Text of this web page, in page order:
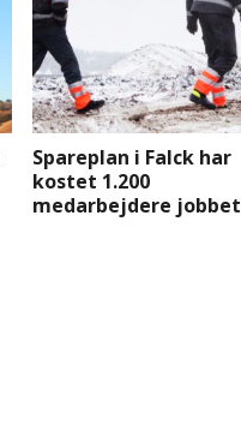
Spareplan i Falck har
kostet 1.200
medarbejdere jobbet